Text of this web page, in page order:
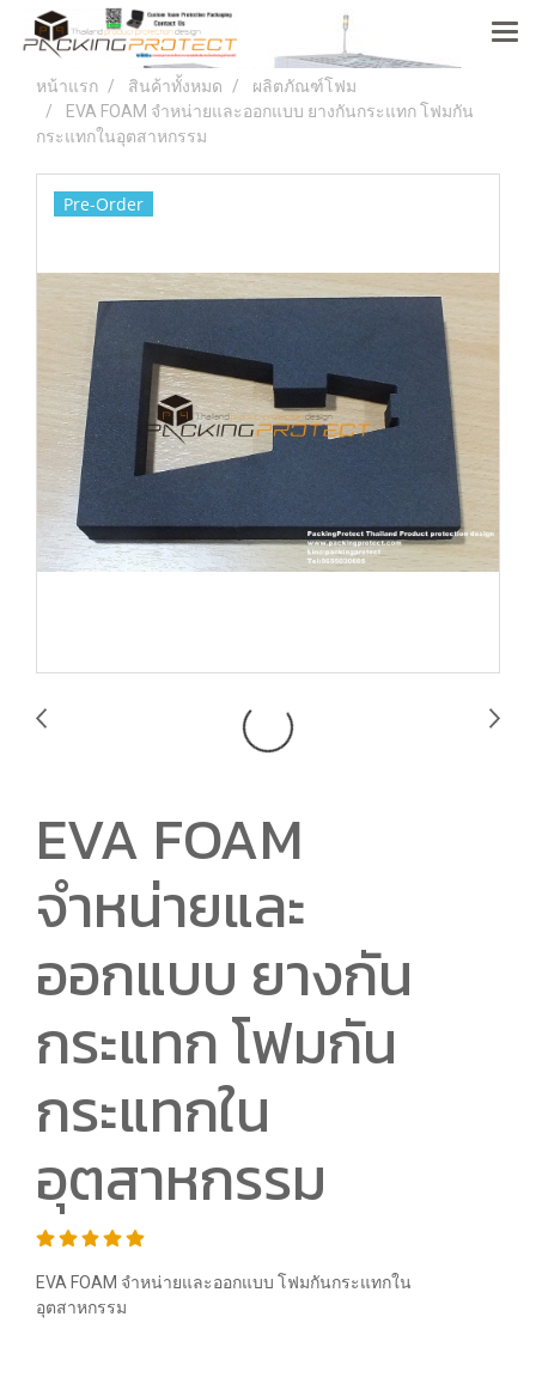
หน้าแรก สินค้าทั้งหมด
ผลิตภัณฑ์โฟม
EVA FOAM จำหน่ายและออกแบบ ยางกันกระแทก โฟมกัน
กระแทกในอุตสาหกรรม
Pre-Order
EVA FOAM
จำหน่ายและ
ออกแบบ ยางกัน
กระแทก โฟมกัน
กระแทกใน
อุตสาหกรรม
EVA FOAM จำหน่ายและออกแบบ โฟมกันกระแทกใน
อุตสาหกรรม